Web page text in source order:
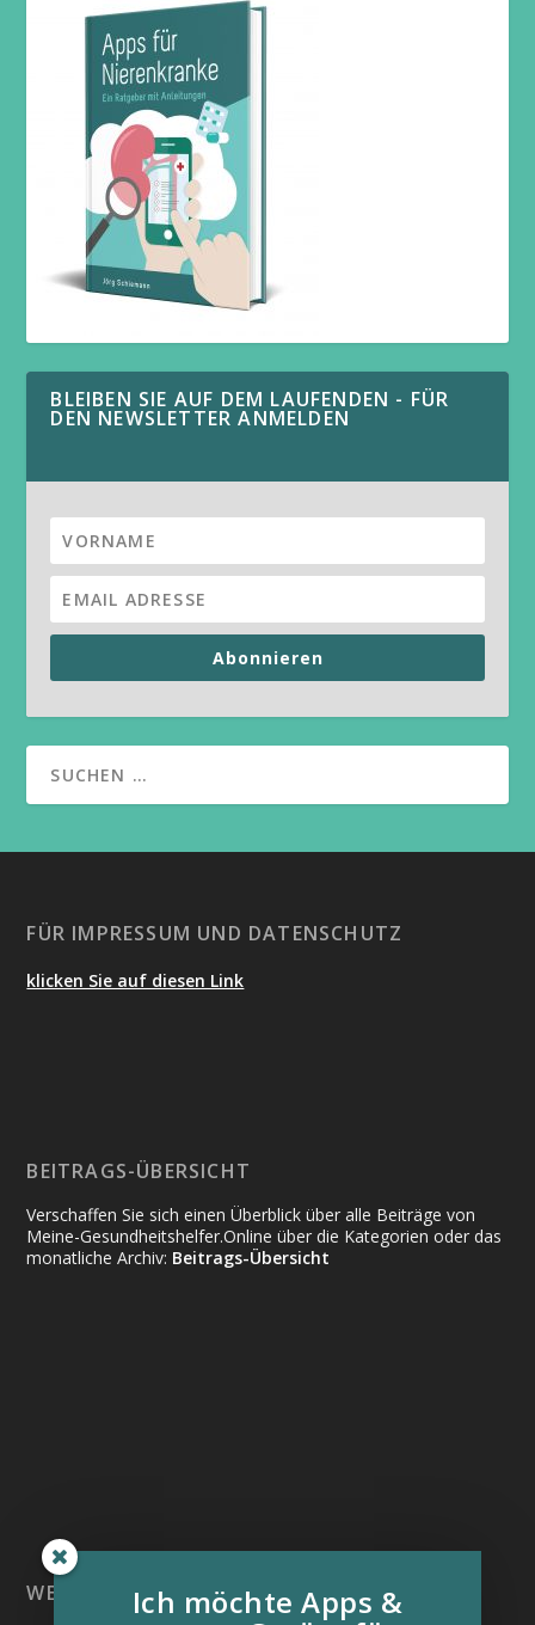
BLEIBEN SIE AUF DEM LAUFENDEN - FÜR
DEN NEWSLETTER ANMELDEN
Abonnieren
FÜR IMPRESSUM UND DATENSCHUTZ
klicken Sie auf diesen Link
BEITRAGS-ÜBERSICHT
Verschaffen Sie sich einen Überblick über alle Beiträge von
Meine-Gesundheitshelfer.Online über die Kategorien oder das
monatliche Archiv: Beitrags-Übersicht
WEITERE INFORMATIONSQUELLEN:
Ich möchte Apps &